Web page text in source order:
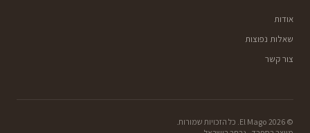
אודות
שאלות נפוצות
צור קשר
©
2026